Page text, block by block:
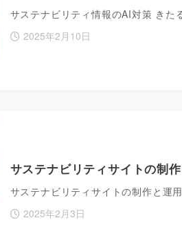
サステナビリティ情報のAI対策 き
2025年2月10日
サステナビリティサイトの制
サステナビリティサイトの制作と運
2025年2月3日